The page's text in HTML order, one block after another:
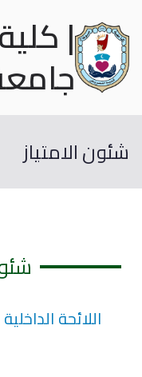
|
شئون الامتياز
اللائحة